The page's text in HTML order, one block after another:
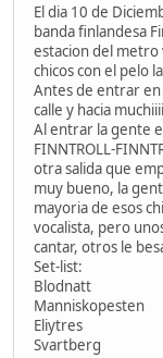
El dia 10 de
banda finlandesa
estacion del metro
chicos con el pelo
Antes de entrar
calle y hacia
Al entrar la gente
FINNTROLL-
otra salida que
muy bueno, la
mayoria de esos
vocalista, pero
cantar, otros le
Set-list:
Blodnatt
Manniskopesten
Eliytres
Svartberg